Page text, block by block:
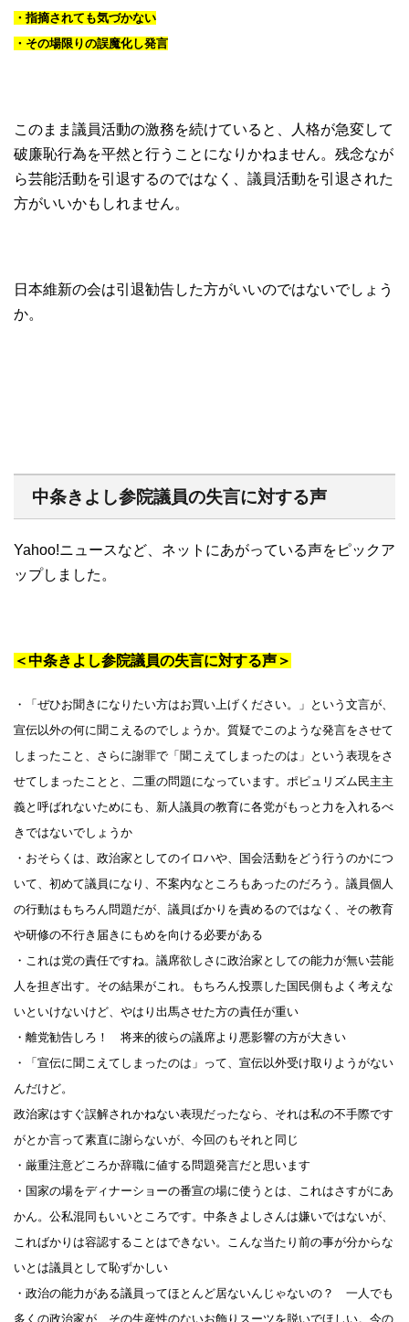
・指摘されても気づかない
・その場限りの誤魔化し発言
このまま議員活動の激務を続けていると、人格が急変して
破廉恥行為を平然と行うことになりかねません。残念なが
ら芸能活動を引退するのではなく、議員活動を引退された
方がいいかもしれません。
日本維新の会は引退勧告した方がいいのではないでしょう
か。
中条きよし参院議員の失言に対する声
Yahoo!ニュースなど、ネットにあがっている声をピックア
ップしました。
＜中条きよし参院議員の失言に対する声＞
・「ぜひお聞きになりたい方はお買い上げください。」という文言が、
宣伝以外の何に聞こえるのでしょうか。質疑でこのような発言をさせて
しまったこと、さらに謝罪で「聞こえてしまったのは」という表現をさ
せてしまったことと、二重の問題になっています。ポピュリズム民主主
義と呼ばれないためにも、新人議員の教育に各党がもっと力を入れるべ
きではないでしょうか
・おそらくは、政治家としてのイロハや、国会活動をどう行うのかにつ
いて、初めて議員になり、不案内なところもあったのだろう。議員個人
の行動はもちろん問題だが、議員ばかりを責めるのではなく、その教育
や研修の不行き届きにもめを向ける必要がある
・これは党の責任ですね。議席欲しさに政治家としての能力が無い芸能
人を担ぎ出す。その結果がこれ。もちろん投票した国民側もよく考えな
いといけないけど、やはり出馬させた方の責任が重い
・離党勧告しろ！ 将来的彼らの議席より悪影響の方が大きい
・「宣伝に聞こえてしまったのは」って、宣伝以外受け取りようがない
んだけど。
政治家はすぐ誤解されかねない表現だったなら、それは私の不手際です
がとか言って素直に謝らないが、今回のもそれと同じ
・厳重注意どころか辞職に値する問題発言だと思います
・国家の場をディナーショーの番宣の場に使うとは、これはさすがにあ
かん。公私混同もいいところです。中条きよしさんは嫌いではないが、
こればかりは容認することはできない。こんな当たり前の事が分からな
いとは議員として恥ずかしい
・政治の能力がある議員ってほとんど居ないんじゃないの？ 一人でも
多くの政治家が、その生産性のないお飾りスーツを脱いでほしい。今の